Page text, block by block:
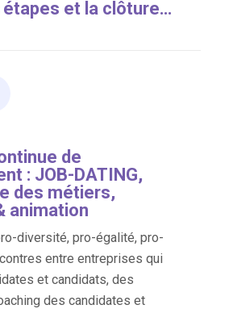
et la clôture…
de
: JOB-DATING,
des métiers,
animation
diversité, pro-égalité, pro-
entre entreprises qui
et candidats, des
des candidates et